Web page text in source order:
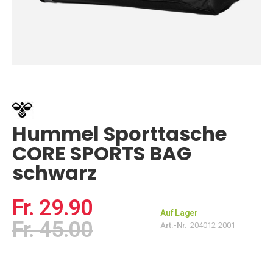
Bildgalerie
springen
Hummel Sporttasche
CORE SPORTS BAG
schwarz
Fr. 29.90
Fr. 45.00
Auf Lager
Art.-Nr. 204012-2001